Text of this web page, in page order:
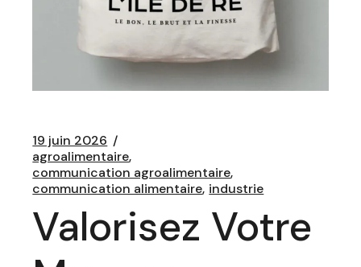
19 juin 2026
agroalimentaire
communication agroalimentaire
communication alimentaire industrie
Valorisez Votre